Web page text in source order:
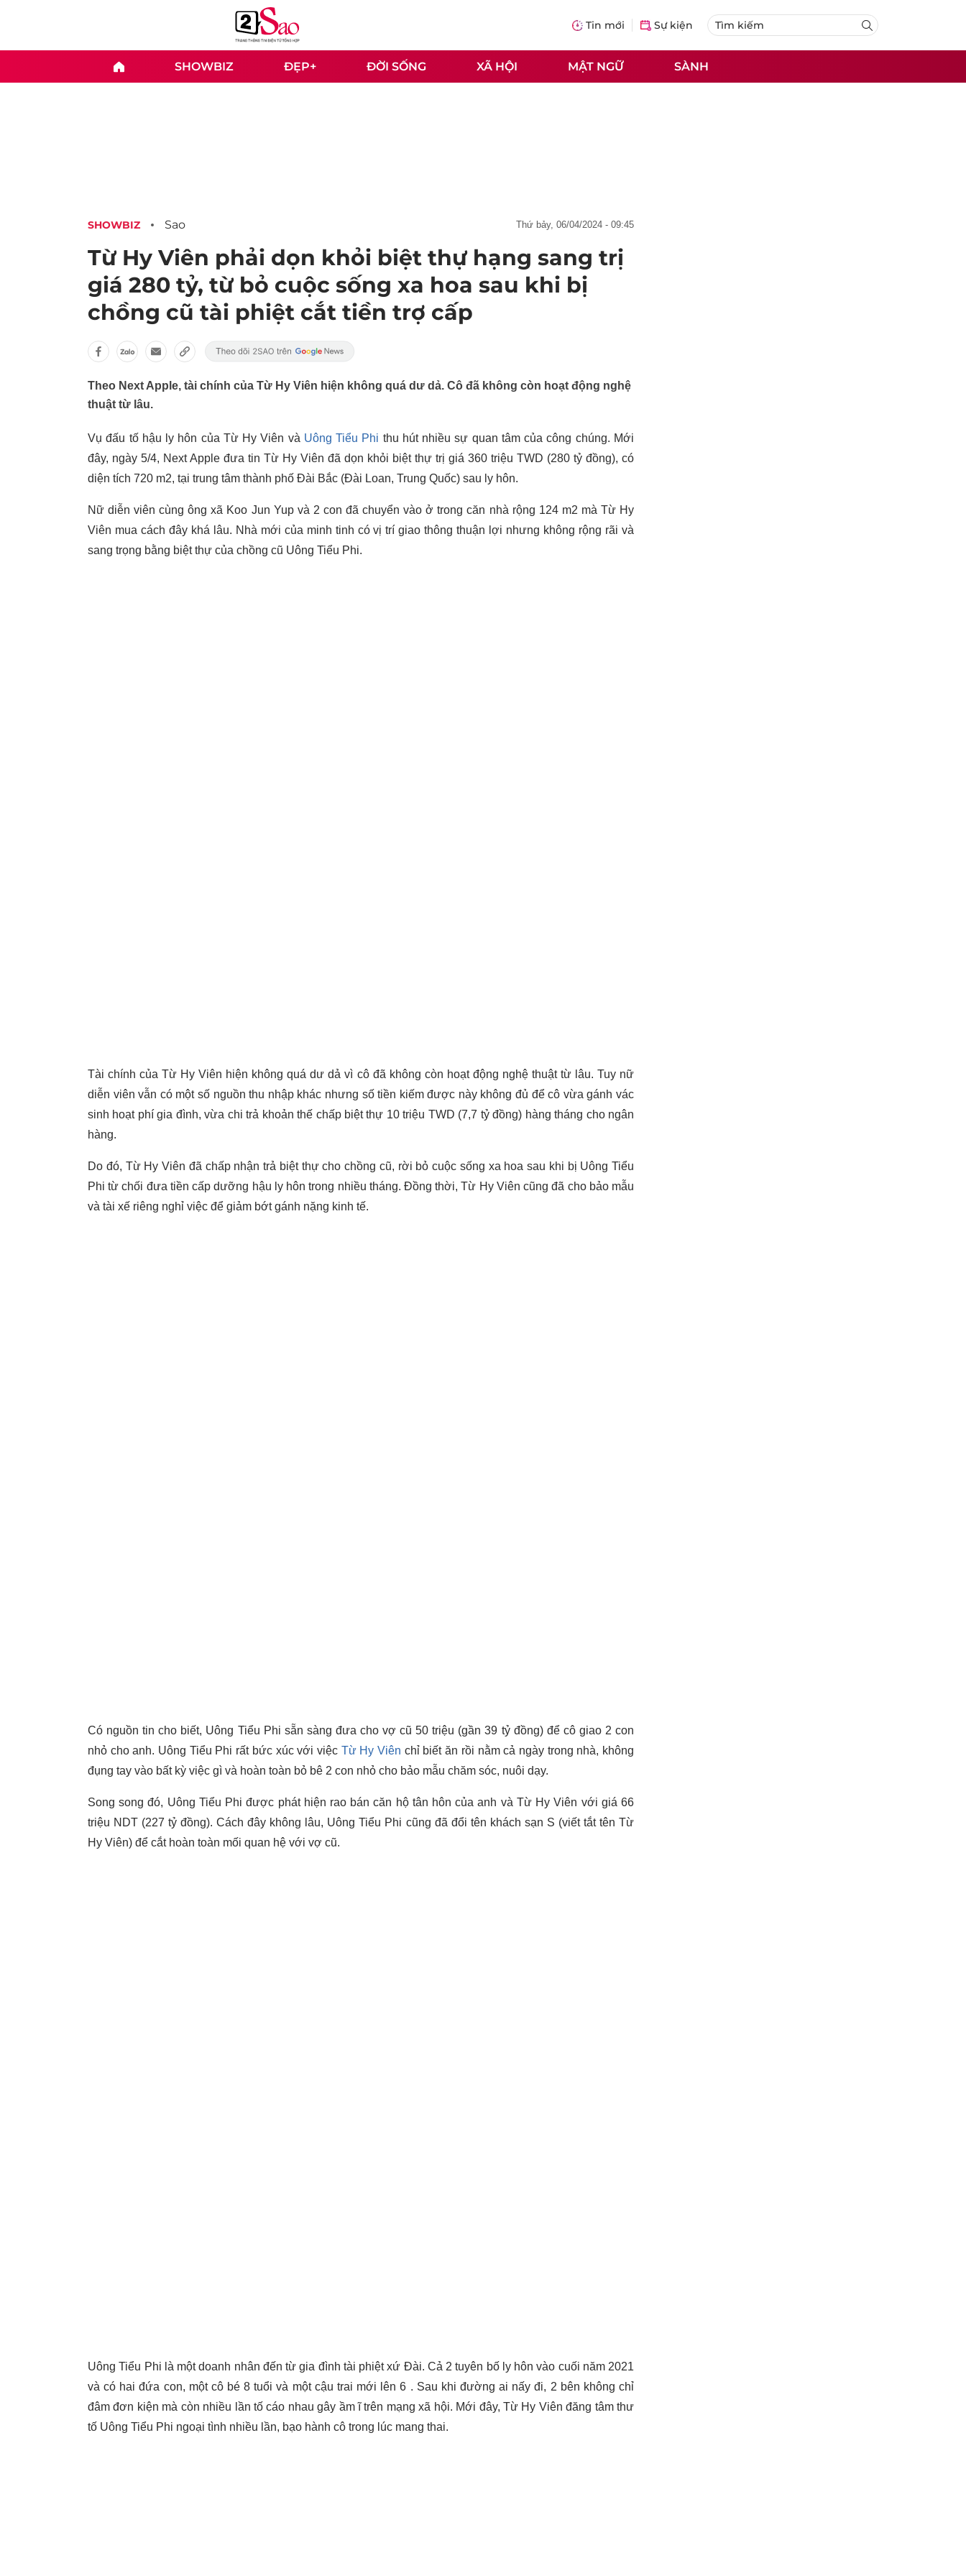
Tin mới Sự kiện
SHOWBIZ ĐẸP+ ĐỜI SỐNG XÃ HỘI MẬT NGỮ SÀNH
SHOWBIZ Sao thứ bảy, 06/04/2024 - 09:45
Từ Hy Viên phải dọn khỏi biệt thự hạng sang trị
giá 280 tỷ, từ bỏ cuộc sống xa hoa sau khi bị
chồng cũ tài phiệt cắt tiền trợ cấp
Theo Next Apple, tài chính của Từ Hy Viên hiện không quá dư dả. Cô đã không còn hoạt động nghệ
thuật từ lâu.
Vụ đấu tố hậu ly hôn của Từ Hy Viên và Uông Tiểu Phi thu hút nhiều sự quan tâm của công chúng. Mới
đây, ngày 5/4, Next Apple đưa tin Từ Hy Viên đã dọn khỏi biệt thự trị giá 360 triệu TWD (280 tỷ đồng), có
diện tích 720 m2, tại trung tâm thành phố Đài Bắc (Đài Loan, Trung Quốc) sau ly hôn.
Nữ diễn viên cùng ông xã Koo Jun Yup và 2 con đã chuyển vào ở trong căn nhà rộng 124 m2 mà Từ Hy
Viên mua cách đây khá lâu. Nhà mới của minh tinh có vị trí giao thông thuận lợi nhưng không rộng rãi và
sang trọng bằng biệt thự của chồng cũ Uông Tiểu Phi.
Tài chính của Từ Hy Viên hiện không quá dư dả vì cô đã không còn hoạt động nghệ thuật từ lâu. Tuy nữ
diễn viên vẫn có một số nguồn thu nhập khác nhưng số tiền kiếm được này không đủ để cô vừa gánh vác
sinh hoạt phí gia đình, vừa chi trả khoản thế chấp biệt thự 10 triệu TWD (7,7 tỷ đồng) hàng tháng cho ngân
hàng.
Do đó, Từ Hy Viên đã chấp nhận trả biệt thự cho chồng cũ, rời bỏ cuộc sống xa hoa sau khi bị Uông Tiểu
Phi từ chối đưa tiền cấp dưỡng hậu ly hôn trong nhiều tháng. Đồng thời, Từ Hy Viên cũng đã cho bảo mẫu
và tài xế riêng nghỉ việc để giảm bớt gánh nặng kinh tế.
Có nguồn tin cho biết, Uông Tiểu Phi sẵn sàng đưa cho vợ cũ 50 triệu (gần 39 tỷ đồng) để cô giao 2 con
nhỏ cho anh. Uông Tiểu Phi rất bức xúc với việc Từ Hy Viên chỉ biết ăn rồi nằm cả ngày trong nhà, không
đụng tay vào bất kỳ việc gì và hoàn toàn bỏ bê 2 con nhỏ cho bảo mẫu chăm sóc, nuôi dạy.
Song song đó, Uông Tiểu Phi được phát hiện rao bán căn hộ tân hôn của anh và Từ Hy Viên với giá 66
triệu NDT (227 tỷ đồng). Cách đây không lâu, Uông Tiểu Phi cũng đã đổi tên khách sạn S (viết tắt tên Từ
Hy Viên) để cắt hoàn toàn mối quan hệ với vợ cũ.
Uông Tiểu Phi là một doanh nhân đến từ gia đình tài phiệt xứ Đài. Cả 2 tuyên bố ly hôn vào cuối năm 2021
và có hai đứa con, một cô bé 8 tuổi và một cậu trai mới lên 6 . Sau khi đường ai nấy đi, 2 bên không chỉ
đâm đơn kiện mà còn nhiều lần tố cáo nhau gây ầm ĩ trên mạng xã hội. Mới đây, Từ Hy Viên đăng tâm thư
tố Uông Tiểu Phi ngoại tình nhiều lần, bạo hành cô trong lúc mang thai.